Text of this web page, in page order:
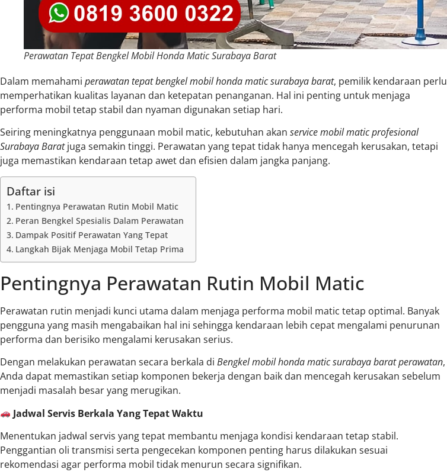
Perawatan Tepat Bengkel Mobil Honda Matic Surabaya Barat
Dalam memahami perawatan tepat bengkel mobil honda matic surabaya barat, pemilik kendaraan perlu
memperhatikan kualitas layanan dan ketepatan penanganan. Hal ini penting untuk menjaga
performa mobil tetap stabil dan nyaman digunakan setiap hari.
Seiring meningkatnya penggunaan mobil matic, kebutuhan akan service mobil matic profesional
Surabaya Baratjuga semakin tinggi. Perawatan yang tepat tidak hanya mencegah kerusakan, tetapi
juga memastikan kendaraan tetap awet dan efisien dalam jangka panjang.
Daftar isi
Pentingnya Perawatan Rutin Mobil Matic
Peran Bengkel Spesialis Dalam Perawatan
Dampak Positif Perawatan Yang Tepat
Langkah Bijak Menjaga Mobil Tetap Prima
Pentingnya Perawatan Rutin Mobil Matic
Perawatan rutin menjadi kunci utama dalam menjaga performa mobil matic tetap optimal. Banyak
pengguna yang masih mengabaikan hal ini sehingga kendaraan lebih cepat mengalami penurunan
performa dan berisiko mengalami kerusakan serius.
Dengan melakukan perawatan secara berkala di Bengkel mobil honda matic surabaya barat perawatan,
Anda dapat memastikan setiap komponen bekerja dengan baik dan mencegah kerusakan sebelum
menjadi masalah besar yang merugikan.
Jadwal Servis Berkala Yang Tepat Waktu
Menentukan jadwal servis yang tepat membantu menjaga kondisi kendaraan tetap stabil.
Penggantian oli transmisi serta pengecekan komponen penting harus dilakukan sesuai
rekomendasi agar performa mobil tidak menurun secara signifikan.